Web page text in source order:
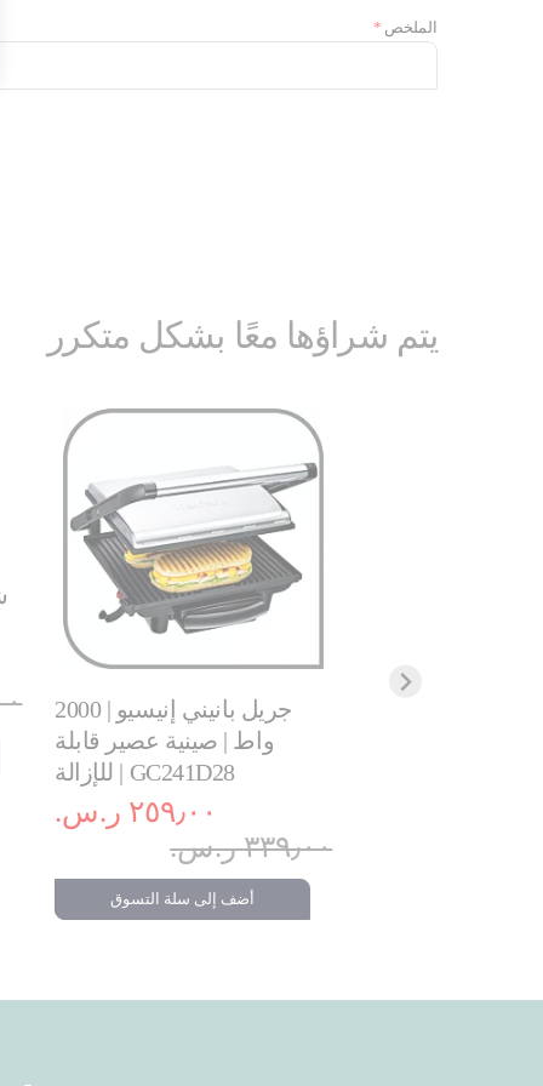
الملخص
يتم شراؤها معًا بشكل متكرر
جريل بانيني إنيسيو | 2000
واط | صينية عصير قابلة
للإزالة | GC241D28
٢٥٩٫٠٠ ر.س.‏
٣٣٩٫٠٠ ر.س.‏
أضف إلى سلة التسوق